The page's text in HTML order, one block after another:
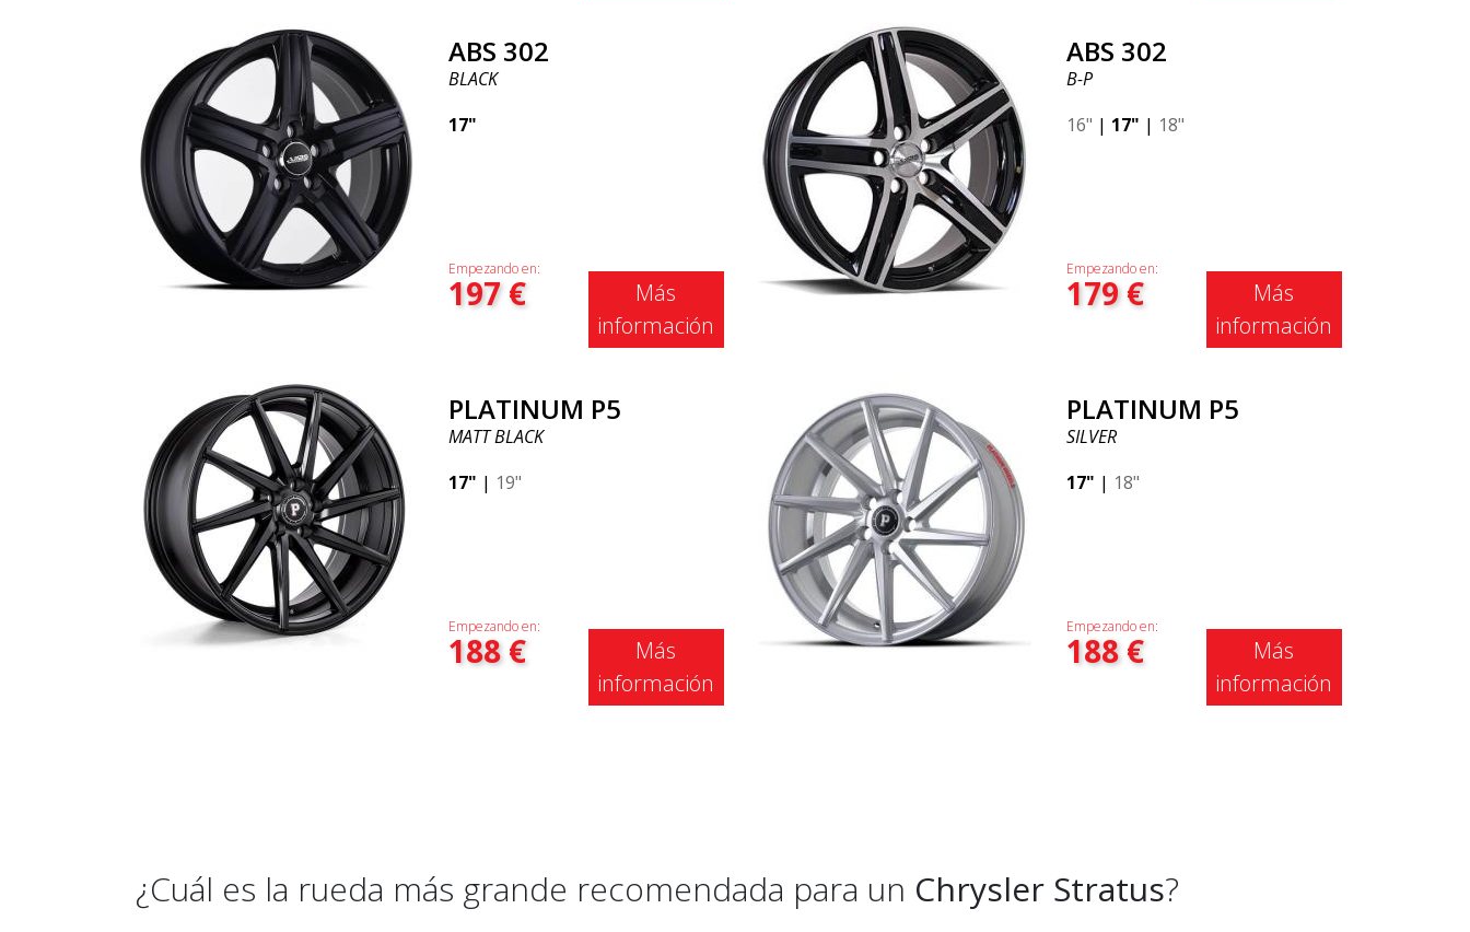
ABS 302
BLACK
17"
Empezando en:
197€
Más
información
ABS 302
B-P
16" | 17" | 18"
Empezando en:
179€
Más
información
PLATINUM P5
MATT BLACK
17" | 19"
Empezando en:
188€
Más
información
PLATINUM P5
SILVER
17" | 18"
Empezando en:
188€
Más
información
¿Cuál es la rueda más grande recomendada para un Chrysler Stratus?